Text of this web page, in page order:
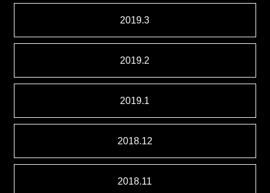
2019.3
2019.2
2019.1
2018.12
2018.11